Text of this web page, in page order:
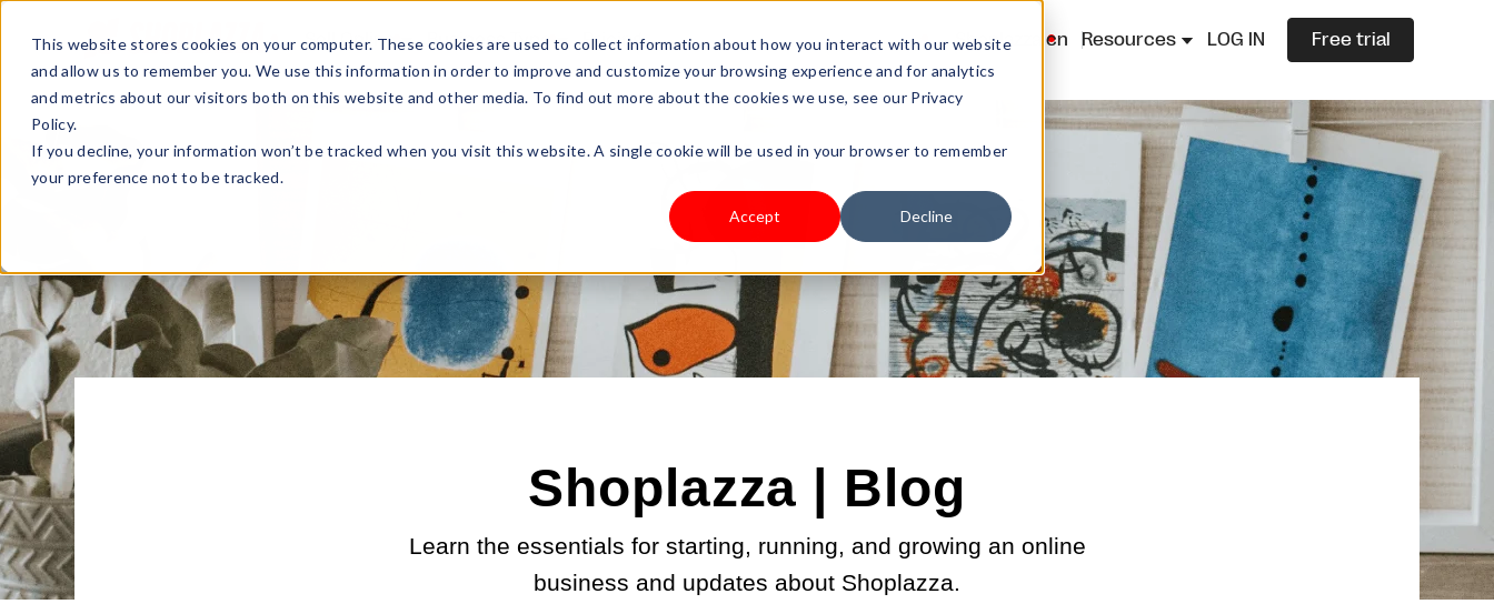
This website stores cookies on your computer. These cookies are used to collect information about how you interact with our website
and allow us to remember you. We use this information in order to improve and customize your browsing experience and for analytics
and metrics about our visitors both on this website and other media. To find out more about the cookies we use, see our Privacy
Policy.
If you decline, your information won’t be tracked when you visit this website. A single cookie will be used in your browser to remember
your preference not to be tracked.
Accept Decline
Sell Online Business Type Pricing Shoplazza.cn Resources LOG IN Free trial
Shoplazza | Blog
Learn the essentials for starting, running, and growing an online
business and updates about Shoplazza.